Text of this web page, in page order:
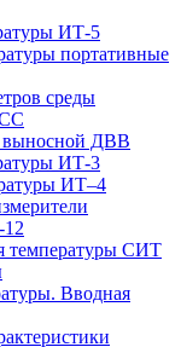
ИТ-5
портативные
среды
выносной ДВВ
ИТ-3
ИТ–4
температуры СИТ
Вводная